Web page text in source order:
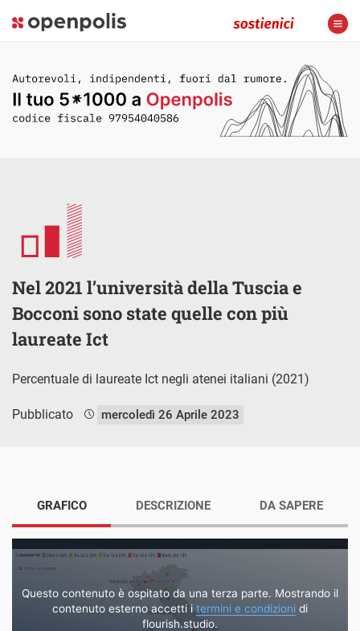
Nel 2021 l’università della Tuscia e
Bocconi sono state quelle con più
laureate Ict
Percentuale di laureate Ict negli atenei italiani (2021)
Pubblicato mercoledì 26 Aprile 2023
GRAFICO
Questo contenuto è ospitato da una terza parte. Mostrando il
contenuto esterno accetti i termini e condizioni di
flourish.studio.
DESCRIZIONE DA SAPERE